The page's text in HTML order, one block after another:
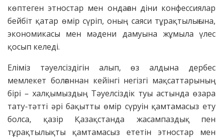
көптеген этностар мен ондаған діни конфессиялар
бейбіт қатар өмір сүріп, оның саяси тұрақтылығына,
экономикасы мен мәдени дамуына жұмыла үлес
қосып келеді.
Еліміз тәуелсіздігін алып, өз алдына дербес
мемлекет болғаннан кейінгі негізгі мақсаттарының
бірі – халқымыздың Тәуелсіздік туы астында өзара
тату-тәтті әрі бақытты өмір сүруін қамтамасыз ету
болса, қазір Қазақстанда жасампаздық пен
тұрақтылықты қамтамасыз ететін этностар мен